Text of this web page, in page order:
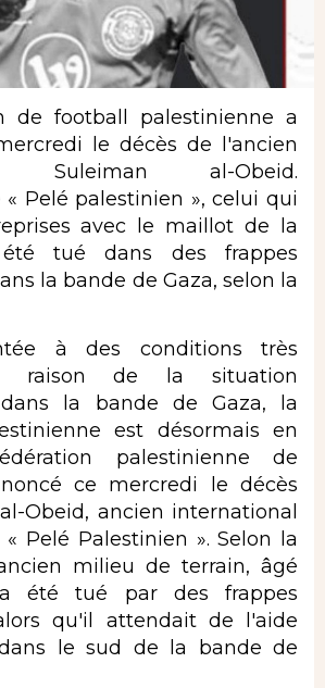
de football palestinienne a
le décès de l'ancien
Suleiman al-Obeid.
Pelé palestinien », celui qui
avec le maillot de la
tué dans des frappes
la bande de Gaza, selon la
à des conditions très
de la situation
la bande de Gaza, la
est désormais en
palestinienne de
ce mercredi le décès
Obeid, ancien international
Pelé Palestinien ». Selon la
milieu de terrain, âgé
été tué par des frappes
qu'il attendait de l'aide
le sud de la bande de